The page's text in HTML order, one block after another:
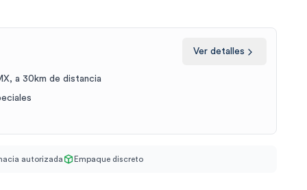
Ver detalles
a 30km de distancia
autorizada Empaque discreto